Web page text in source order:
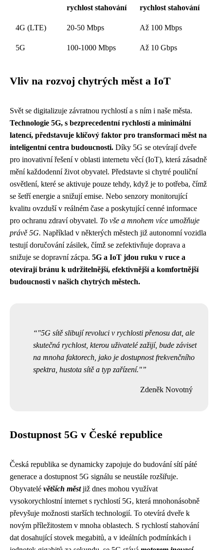
rychlost stahování
rychlost stahování
4G (LTE) 20-50 Mbps Až 100 Mbps
5G 100-1000 Mbps Až 10 Gbps
Vliv na rozvoj chytrých měst a IoT
Svět se digitalizuje závratnou rychlostí a s ním i naše města.
Technologie 5G, s bezprecedentní rychlostí a minimální
latencí, představuje klíčový faktor pro transformaci měst na
inteligentní centra budoucnosti. Díky 5G se otevírají dveře
pro inovativní řešení v oblasti internetu věcí (IoT), která zásadně
mění každodenní život obyvatel. Představte si chytré pouliční
osvětlení, které se aktivuje pouze tehdy, když je to potřeba, čímž
se šetří energie a snižují emise. Nebo senzory monitorující
kvalitu ovzduší v reálném čase a poskytující cenné informace
pro ochranu zdraví obyvatel. To vše a mnohem více umožňuje
právě 5G. Například v některých městech již autonomní vozidla
testují doručování zásilek, čímž se zefektivňuje doprava a
snižuje se dopravní zácpa. 5G a IoT jdou ruku v ruce a
otevírají bránu k udržitelnější, efektivnější a komfortnější
budoucnosti v našich chytrých městech.
"5G sítě slibují revoluci v rychlosti přenosu dat, ale
skutečná rychlost, kterou uživatelé zažijí, bude záviset
na mnoha faktorech, jako je dostupnost frekvenčního
spektra, hustota sítě a typ zařízení."
Zdeněk Novotný
Dostupnost 5G v České republice
Česká republika se dynamicky zapojuje do budování sítí páté
generace a dostupnost 5G signálu se neustále rozšiřuje.
Obyvatelé větších městjiž dnes mohou využívat
vysokorychlostní internet s rychlostí 5G, která mnohonásobně
převyšuje možnosti starších technologií. To otevírá dveře k
novým příležitostem v mnoha oblastech. S rychlostí stahování
dat dosahující stovek megabitů, a v ideálních podmínkách i